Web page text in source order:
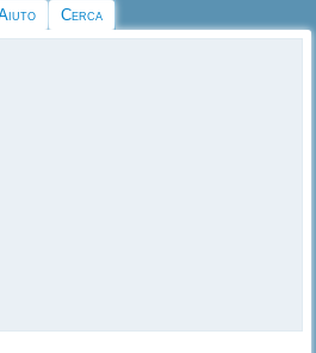
Cerca